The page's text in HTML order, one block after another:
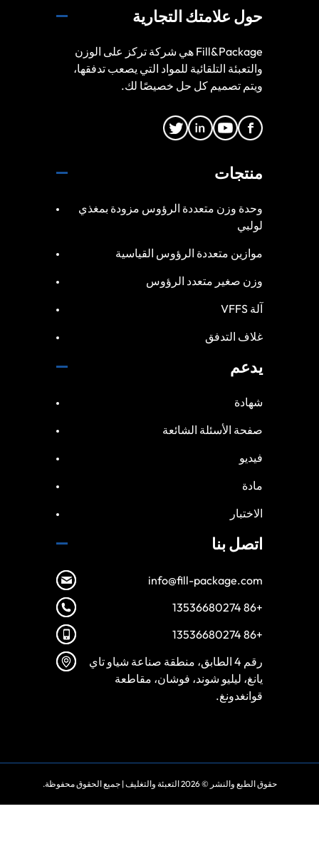
حول علامتك التجارية
Fill&Package هي شركة تركز على الوزن
والتعبئة التلقائية للمواد التي يصعب تدفقها،
ويتم تصميم كل حل خصيصًا لك.
منتجات
وحدة وزن متعددة الرؤوس مزودة بمغذي
لولبي
موازين متعددة الرؤوس القياسية
وزن صغير متعدد الرؤوس
آلة VFFS
غلاف التدفق
يدعم
شهادة
صفحة الأسئلة الشائعة
فيديو
مادة
الاختبار
اتصل بنا
info@fill-package.com
+86 13536680274
+86 13536680274
رقم 4 الطابق، منطقة صناعة شياو تاي
يانغ، ليليو شوند، فوشان، مقاطعة
قوانغدونغ.
حقوق الطبع والنشر © 2026 التعبئة والتغليف| جميع الحقوق محفوظة. Turkish
Vietnamese